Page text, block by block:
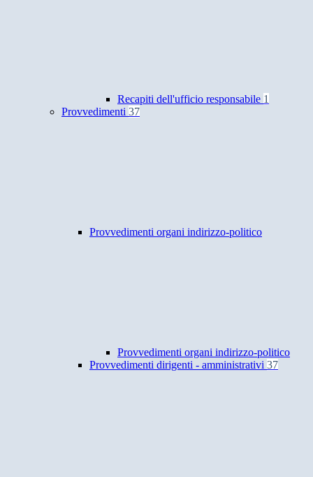
Recapiti dell'ufficio responsabile 1
Provvedimenti 37
Provvedimenti organi indirizzo-politico
Provvedimenti organi indirizzo-politico
Provvedimenti dirigenti - amministrativi 37